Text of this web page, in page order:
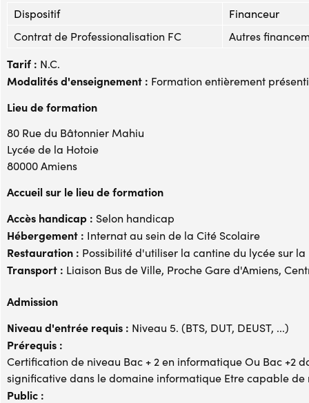
Dispositif
Financeur
Contrat de Professionalisation FC
Autres
Tarif : N.C.
Modalités d'enseignement : Formation entièrement
Lieu de formation
80 Rue du Bâtonnier Mahiu
Lycée de la Hotoie
80000 Amiens
Accueil sur le lieu de formation
Accès handicap : Selon handicap
Hébergement : Internat au sein de la Cité Scolaire
Restauration : Possibilité d'utiliser la cantine du lycée sur
Transport : Liaison Bus de Ville, Proche Gare d'Amiens,
Admission
Niveau d'entrée requis : Niveau 5. (BTS, DUT, DEUST, ...)
Prérequis :
Certification de niveau Bac + 2 en informatique Ou Bac +2
significative dans le domaine informatique Etre capable
Public :